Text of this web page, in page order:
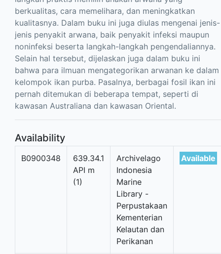
berkualitas, cara memelihara, dan meningkatkan
kualitasnya. Dalam buku ini juga diulas mengenai jenis-
jenis penyakit arwana, baik penyakit infeksi maupun
noninfeksi beserta langkah-langkah pengendaliannya.
Selain hal tersebut, dijelaskan juga dalam buku ini
bahwa para ilmuan mengategorikan arwanan ke dalam
kelompok ikan purba. Pasalnya, berbagai fosil ikan ini
pernah ditemukan di beberapa tempat, seperti di
kawasan Australiana dan kawasan Oriental.
Availability
B0900348
639.34.1
API m
(1)
Archivelago
Indonesia
Marine
Library -
Perpustakaan
Kementerian
Kelautan dan
Perikanan
Available